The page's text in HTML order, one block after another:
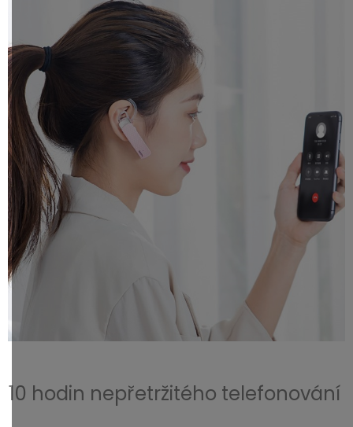
10 hodin nepřetržitého telefonování